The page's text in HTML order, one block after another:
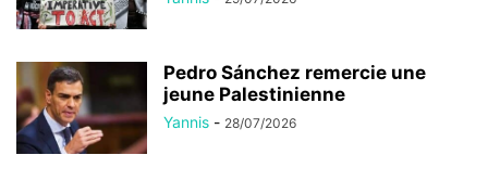
Pedro Sánchez remercie une
jeune Palestinienne
Yannis - 28/07/2026